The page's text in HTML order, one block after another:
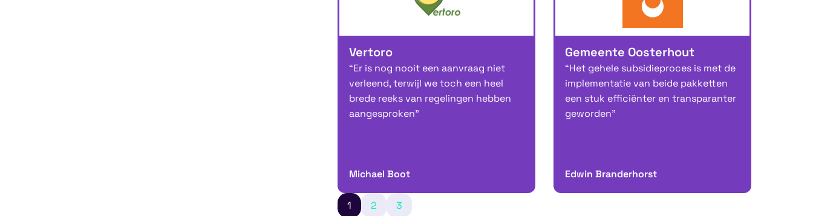
Vertoro
“Er is nog nooit een aanvraag niet
verleend, terwijl we toch een heel
brede reeks van regelingen hebben
aangesproken”
Michael Boot
Gemeente Oosterhout
“Het gehele subsidieproces is met de
implementatie van beide pakketten
een stuk efficiënter en transparanter
geworden”
Edwin Branderhorst
1 2 3